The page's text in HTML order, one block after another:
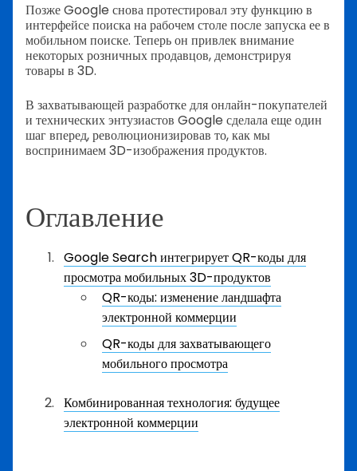
Позже Google снова протестировал эту функцию в
интерфейсе поиска на рабочем столе после запуска ее в
мобильном поиске. Теперь он привлек внимание
некоторых розничных продавцов, демонстрируя
товары в 3D.
В захватывающей разработке для онлайн-покупателей
и технических энтузиастов Google сделала еще один
шаг вперед, революционизировав то, как мы
воспринимаем 3D-изображения продуктов.
Оглавление
Google Search интегрирует QR-коды для
просмотра мобильных 3D-продуктов
QR-коды: изменение ландшафта
электронной коммерции
QR-коды для захватывающего
мобильного просмотра
Комбинированная технология: будущее
электронной коммерции